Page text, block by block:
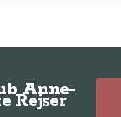
Rejser
Anne-